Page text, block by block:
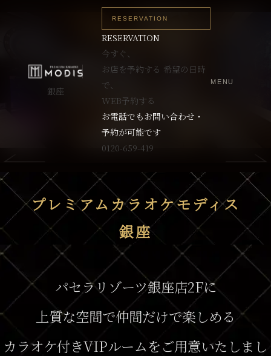
銀座
RESERVATION
RESERVATION
今すぐ、
お店を予約する 希望の日時
で、
WEB予約する
お電話でもお問い合わせ・
予約が可能です
0120-659-419
MENU
プレミアムカラオケモディス
銀座
パセラリゾーツ銀座店2Fに
上質な空間で仲間だけで楽しめる
カラオケ付きVIPルームをご用意いたしまし